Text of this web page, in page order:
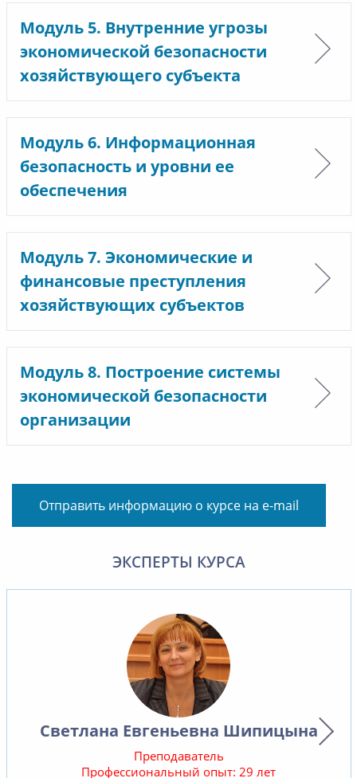
Модуль 5. Внутренние угрозы
экономической безопасности
хозяйствующего субъекта
Модуль 6. Информационная
безопасность и уровни ее
обеспечения
Модуль 7. Экономические и
финансовые преступления
хозяйствующих субъектов
Модуль 8. Построение системы
экономической безопасности
организации
Отправить информацию о курсе на e-mail
ЭКСПЕРТЫ КУРСА
Светлана Евгеньевна Шипицына
Преподаватель
Профессиональный опыт: 29 лет